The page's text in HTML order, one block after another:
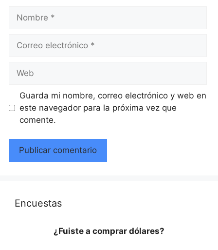
Nombre
Correo
Web
Guarda mi nombre, correo electrónico y web en
este navegador para la próxima vez que
comente.
Encuestas
¿Fuiste a comprar dólares?